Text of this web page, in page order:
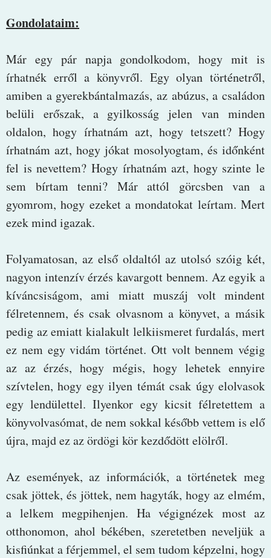
Gondolataim:
Már egy pár napja gondolkodom, hogy mit is
írhatnék erről a könyvről. Egy olyan történetről,
amiben a gyerekbántalmazás, az abúzus, a családon
belüli erőszak, a gyilkosság jelen van minden
oldalon, hogy írhatnám azt, hogy tetszett? Hogy
írhatnám azt, hogy jókat mosolyogtam, és időnként
fel is nevettem? Hogy írhatnám azt, hogy szinte le
sem bírtam tenni? Már attól görcsben van a
gyomrom, hogy ezeket a mondatokat leírtam. Mert
ezek mind igazak.
Folyamatosan, az első oldaltól az utolsó szóig két,
nagyon intenzív érzés kavargott bennem. Az egyik a
kíváncsiságom, ami miatt muszáj volt mindent
félretennem, és csak olvasnom a könyvet, a másik
pedig az emiatt kialakult lelkiismeret furdalás, mert
ez nem egy vidám történet. Ott volt bennem végig
az az érzés, hogy mégis, hogy lehetek ennyire
szívtelen, hogy egy ilyen témát csak úgy elolvasok
egy lendülettel. Ilyenkor egy kicsit félretettem a
könyvolvasómat, de nem sokkal később vettem is elő
újra, majd ez az ördögi kör kezdődött elölről.
Az események, az információk, a történetek meg
csak jöttek, és jöttek, nem hagyták, hogy az elmém,
a lelkem megpihenjen. Ha végignézek most az
otthonomon, ahol békében, szeretetben neveljük a
kisfiúnkat a férjemmel, el sem tudom képzelni, hogy